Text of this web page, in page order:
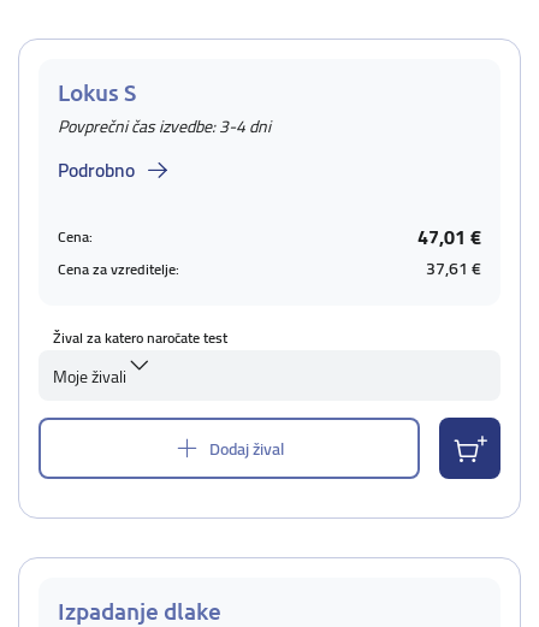
Lokus S
Povprečni čas izvedbe: 3-4 dni
Podrobno
Cena: 47,01 €
Cena za vzreditelje: 37,61 €
Žival za katero naročate test
Moje živali
Dodaj žival
Izpadanje dlake